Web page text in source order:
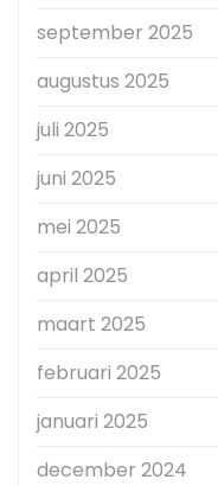
september 2025
augustus 2025
juli 2025
juni 2025
mei 2025
april 2025
maart 2025
februari 2025
januari 2025
december 2024